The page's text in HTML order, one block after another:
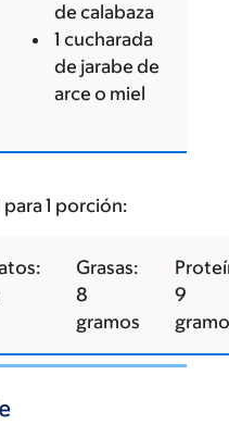
de calabaza
1 cucharada
de jarabe de
arce o miel
1 porción:
Grasas:
8
gramos
9